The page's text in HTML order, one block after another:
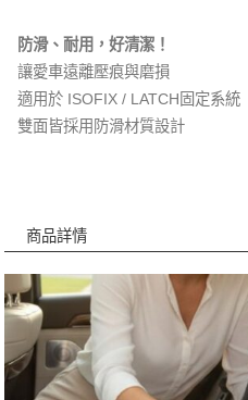
防滑、耐用，好清潔！
讓愛車遠離壓痕與磨損
適用於 ISOFIX / LATCH固定系統
雙面皆採用防滑材質設計
商品詳情